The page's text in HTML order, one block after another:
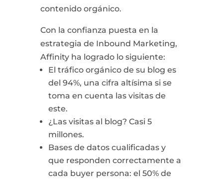
contenido orgánico.
Con la confianza puesta en la
estrategia de Inbound Marketing,
Affinity ha logrado lo siguiente:
El tráfico orgánico de su blog es
del 94%, una cifra altísima si se
toma en cuenta las visitas de
este.
¿Las visitas al blog? Casi 5
millones.
Bases de datos cualificadas y
que responden correctamente a
cada buyer persona: el 50% de